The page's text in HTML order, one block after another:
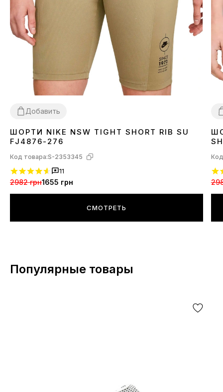
Добавить
XS S M L
ШОРТИ NIKE NSW TIGHT SHORT RIB SU
FJ4876-276
Код товара:S-2353345
11
2982 грн1655 грн
СМОТРЕТЬ
Популярные товары